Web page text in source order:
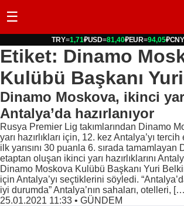
☰
TRY=1,71₽USD=81,40₽EUR=94,05₽
Etiket: Dinamo
Kulübü Başkanı
Dinamo Moskova, ikinci
Antalya’da hazırlanıyor
Rusya Premier Lig takımlarından Dinamo
yarı hazırlıkları için, 12. kez Antalya’yı
ilk yarısını 30 puanla 6. sırada
etaptan oluşan ikinci yarı hazırlıklarını
Dinamo Moskova Kulübü Başkanı Yuri
için Antalya’yı seçtiklerini söyledi.
iyi durumda” Antalya’nın sahaları, otelleri,
25.01.2021 11:33 • GÜNDEM